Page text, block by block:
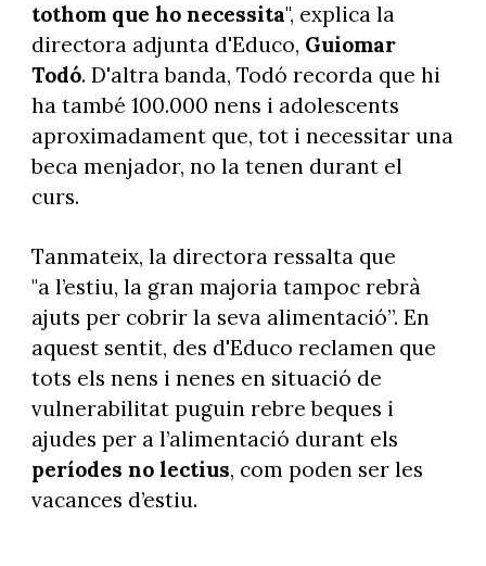
tothom que ho necessita", explica la
directora adjunta d'Educo, Guiomar
Todó. D'altra banda, Todó recorda que hi
ha també 100.000 nens i adolescents
aproximadament que, tot i necessitar una
beca menjador, no la tenen durant el
curs.
Tanmateix, la directora ressalta que
"a l’estiu, la gran majoria tampoc rebrà
ajuts per cobrir la seva alimentació”. En
aquest sentit, des d'Educo reclamen que
tots els nens i nenes en situació de
vulnerabilitat puguin rebre beques i
ajudes per a l’alimentació durant els
períodes no lectius, com poden ser les
vacances d’estiu.